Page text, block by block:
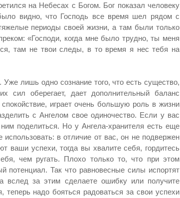
на Небесах с Богом. Бог показал человеку
видно, что Господь все время шел рядом с
периоды своей жизни, а там были только
«Господи, когда мне было трудно, ты меня
там не твои следы, в то время я нес тебя на
Уже лишь одно сознание того, что есть существо,
сил оберегает, дает дополнительный баланс
играет очень большую роль в жизни
с Ангелом свое одиночество. Если у вас
поделиться. Но у Ангела-хранителя есть еще
в отличие от вас, он не подвержен
ваши успехи, тогда вы хвалите себя, гордитесь
чем ругать. Плохо только то, что при этом
потенциал. Так что равновесные силы испортят
за этим сделаете ошибку или получите
теперь надо бояться радоваться за свои успехи